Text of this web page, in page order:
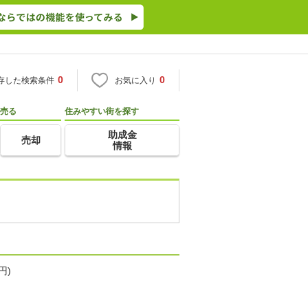
した検索条件 0 お気に入り 0
売る
売却
住みやすい街を探す
助成金
情報
)